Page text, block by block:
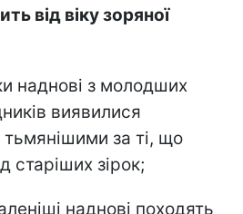
від віку зоряної
наднові з молодших
виявилися
за ті, що
старіших зірок;
наднові походять